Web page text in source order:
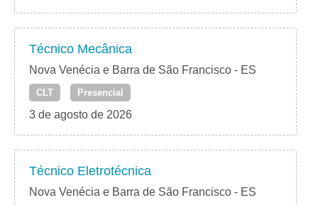
Técnico Mecânica
Nova Venécia e Barra de São Francisco - ES
CLT Presencial
3 de agosto de 2026
Técnico Eletrotécnica
Nova Venécia e Barra de São Francisco - ES